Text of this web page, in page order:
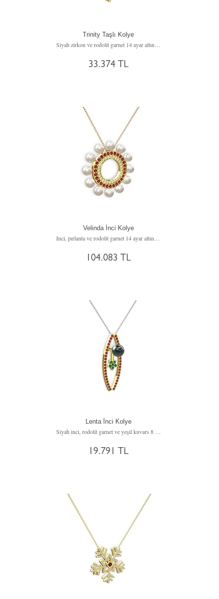
Trinity Taşlı Kolye
33.374 TL
Velinda İnci Kolye
104.083 TL
Lenta İnci Kolye
19.791 TL